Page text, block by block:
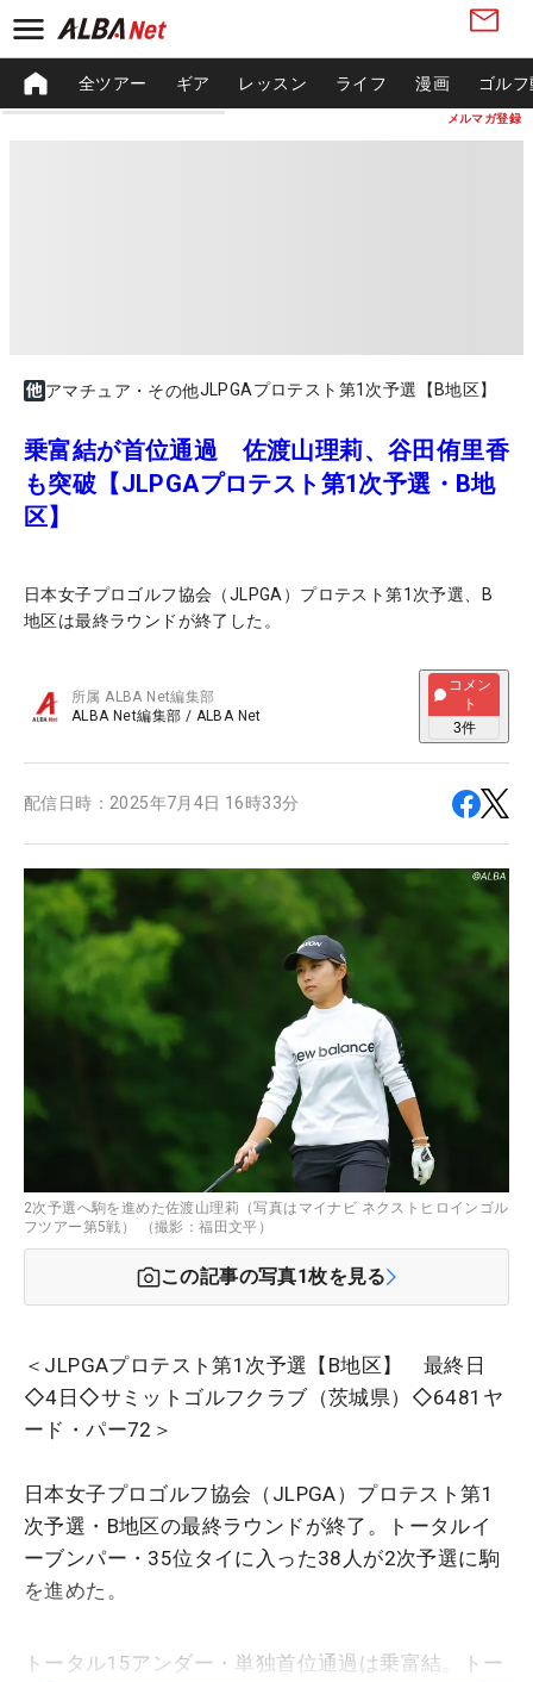
メルマガ登録
全ツアー ギア レッスン ライフ 漫画 ゴル
アマチュア・その他JLPGAプロテスト第1次予選【B地区】
乗富結が首位通過 佐渡山理莉、谷田侑里香
も突破【JLPGAプロテスト第1次予選・B地
区】
日本女子プロゴルフ協会（JLPGA）プロテスト第1次予選、B
地区は最終ラウンドが終了した。
所属ALBA Net編集部
ALBA Net編集部 / ALBA Net
コメン
ト
3件
配信日時： 2025年7月4日 16時33分
2次予選へ駒を進めた佐渡山理莉（写真はマイナビ ネクストヒロインゴル
フツアー第5戦） （撮影：福田文平）
この記事の写真1枚を見る
＜JLPGAプロテスト第1次予選【B地区】 最終日
◇4日◇サミットゴルフクラブ（茨城県）◇6481ヤ
ード・パー72＞
日本女子プロゴルフ協会（JLPGA）プロテスト第1
次予選・B地区の最終ラウンドが終了。トータルイ
ーブンパー・35位タイに入った38人が2次予選に駒
を進めた。
トータル15アンダー・単独首位通過は乗富結。トー